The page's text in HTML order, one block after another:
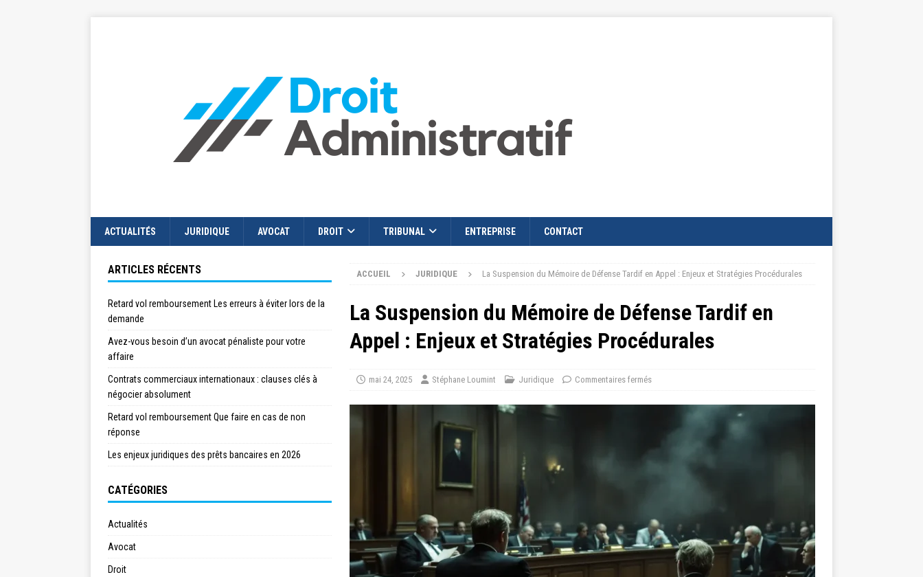
ACTUALITÉS JURIDIQUE AVOCAT DROIT TRIBUNAL ENTREPRISE CONTACT
ACCUEIL JURIDIQUE La Suspension du Mémoire de Défense Tardif en Appel : Enjeux et Stratégies Procédurales
La Suspension du Mémoire de Défense Tardif en
Appel : Enjeux et Stratégies Procédurales
mai 24, 2025 Stéphane Loumint Juridique Commentaires fermés
ARTICLES RÉCENTS
Retard vol remboursement Les erreurs à éviter lors de la
demande
Avez-vous besoin d’un avocat pénaliste pour votre
affaire
Contrats commerciaux internationaux : clauses clés à
négocier absolument
Retard vol remboursement Que faire en cas de non
réponse
Les enjeux juridiques des prêts bancaires en 2026
CATÉGORIES
Actualités
Avocat
Droit